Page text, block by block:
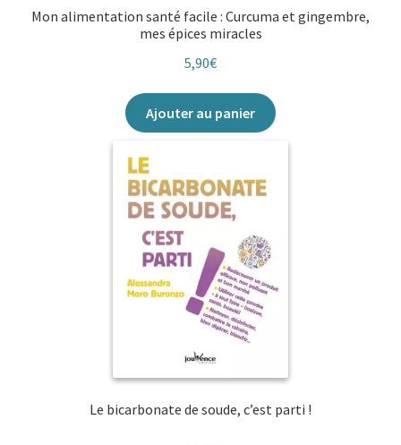
Mon alimentation santé facile : Curcuma et gingembre,
mes épices miracles
5,90€
Ajouter au panier
Le bicarbonate de soude, c’est parti !